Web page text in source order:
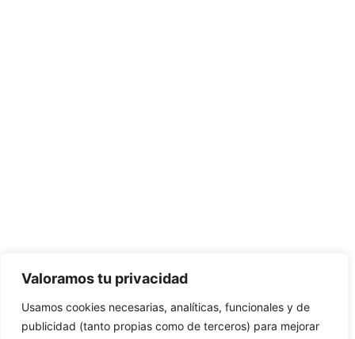
Valoramos tu privacidad
Usamos cookies necesarias, analíticas, funcionales y de
publicidad (tanto propias como de terceros) para mejorar
contacto@elbotiquinsuministrossanitarios.com